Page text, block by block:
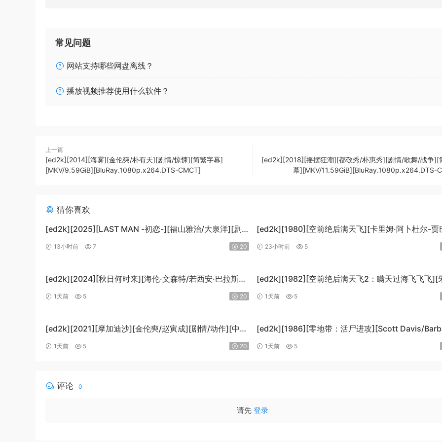
常见问题
网站支持哪些网盘离线？
播放视频推荐使用什么软件？
上一篇
[ed2k][2014][海雾][金伦奭/朴有天][剧情/惊悚][简繁字幕]
[MKV/9.59GiB][BluRay.1080p.x264.DTS-CMCT]
[ed2k][2018][摇摆狂潮][都敬秀/朴惠秀][剧情/歌舞/战争][
幕][MKV/11.59GiB][BluRay.1080p.x264.DTS-
猜你喜欢
[ed2k][2025][LAST MAN -初恋-][福山雅治/大泉洋][剧
情][中文字幕][MKV/5.47GiB]
13小时前 7 20
[ed2k][1980][空前绝后满天飞][卡里姆·阿卜杜尔-贾
劳埃德·布里吉斯][喜剧][简繁英字幕][MKV/8.64GiB]
23小时前 5
[ed2k][2024][秋日何时来][海伦·文森特/若西安·巴拉斯
科][剧情][中文字幕][MKV/7.09GiB]
1天前 5 20
[ed2k][1982][空前绝后满天飞2：瞒天过海飞飞飞][朱
哈格蒂/罗伯特·海斯][喜剧/科幻][中文字幕]
1天前 5
[ed2k][2021][摩加迪沙][金伦奭/赵寅成][剧情/动作][中文
字幕][MKV/11.47GiB][1080p.BluRay.x264.DTS-WiKi]
1天前 5 20
[ed2k][1986][零地带：活尸进攻][Scott Davis/
Dow][恐怖][中英字幕][MKV/7.44GiB]
1天前 5
评论 0
请先 登录